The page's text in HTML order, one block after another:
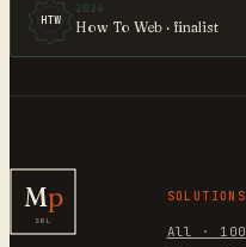
HTW
2024
How To Web · finalist
Mp
SRL
SOLUTIONS
All · 100